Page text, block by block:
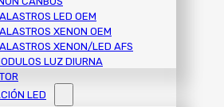
LED OEM
XENON OEM
XENON/LED AFS
LUZ DIURNA
LED